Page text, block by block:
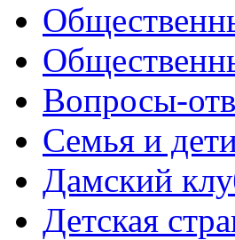
Вопросы-
Семья и
Дамский
Детская